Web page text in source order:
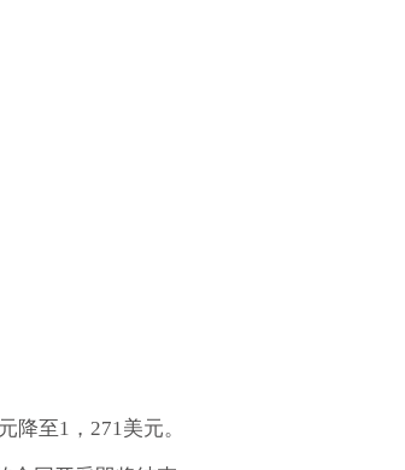
至1，271美元。